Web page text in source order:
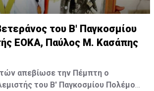
του Β' Παγκοσμίου
ΕΟΚΑ, Παύλος Μ. Κασάπης
απεβίωσε την Πέμπτη ο
του Β' Παγκοσμίου Πολέμου